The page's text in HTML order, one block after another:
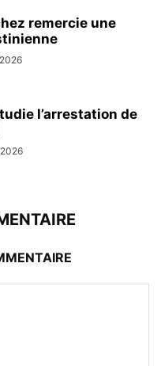
remercie une
l’arrestation de